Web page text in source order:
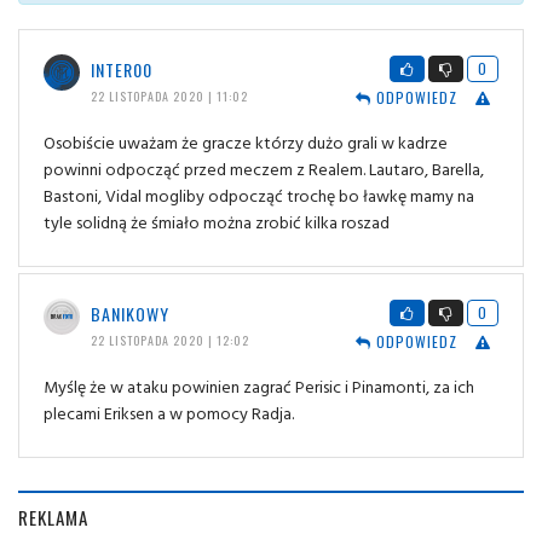
INTER00
22 LISTOPADA 2020 | 11:02
0
ODPOWIEDZ
Osobiście uważam że gracze którzy dużo grali w kadrze
powinni odpocząć przed meczem z Realem. Lautaro, Barella,
Bastoni, Vidal mogliby odpocząć trochę bo ławkę mamy na
tyle solidną że śmiało można zrobić kilka roszad
BANIKOWY
22 LISTOPADA 2020 | 12:02
0
ODPOWIEDZ
Myślę że w ataku powinien zagrać Perisic i Pinamonti, za ich
plecami Eriksen a w pomocy Radja.
REKLAMA